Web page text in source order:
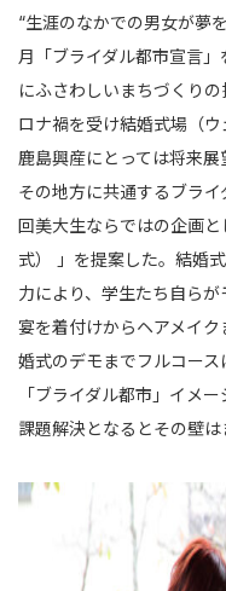
“生涯のなかでの男女が夢
月「ブライダル都市宣言
にふさわしいまちづくり
ロナ禍を受け結婚式場（
鹿島興産にとっては将来展
その地方に共通するブラ
回美大生ならではの企画
式） 」を提案した。結婚
力により、学生たち自ら
宴を着付けからヘアメイ
婚式のデモまでフルコー
「ブライダル都市」イメ
課題解決となるとその壁は